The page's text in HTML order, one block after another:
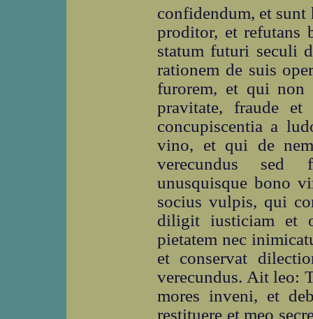
confidendum, et
proditor, et refutans
statum futuri seculi
rationem de suis
furorem, et qui non
pravitate, fraude
concupiscentia a
vino, et qui de
verecundus sed
unusquisque bono
socius vulpis, qui
diligit iusticiam et
pietatem nec
et conservat
verecundus. Ait leo:
mores inveni, et
restituere et meo